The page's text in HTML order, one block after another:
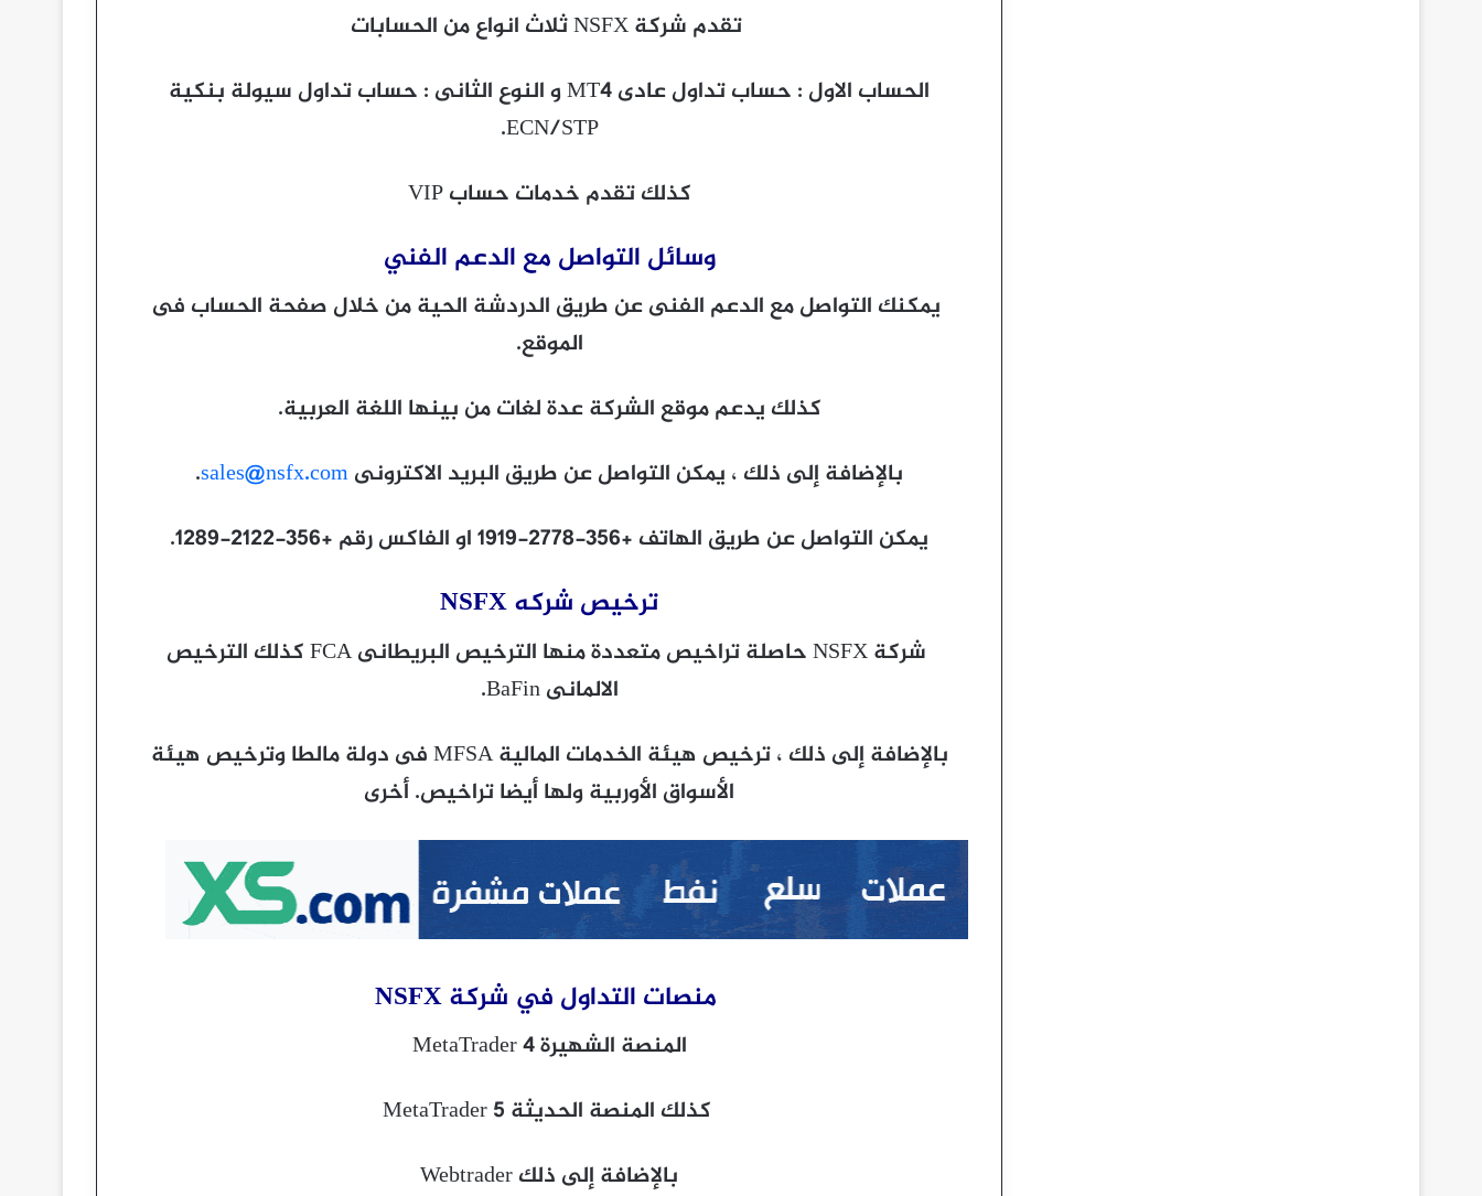
تقدم شركة NSFX ثلاث انواع من الحسابات
الحساب الاول : حساب تداول عادى MT4 و النوع الثانى : حساب تداول سيولة بنكية
ECN/STP.
كذلك تقدم خدمات حساب VIP
وسائل التواصل مع الدعم الفني
يمكنك التواصل مع الدعم الفنى عن طريق الدردشة الحية من خلال صفحة الحساب فى
الموقع.
كذلك يدعم موقع الشركة عدة لغات من بينها اللغة العربية.
بالإضافة إلى ذلك ، يمكن التواصل عن طريق البريد الاكترونىsales@nsfx.com
.
يمكن التواصل عن طريق الهاتف +356-2778-1919 او الفاكس رقم +356-2122-1289.
ترخيص شركه NSFX
شركة NSFX حاصلة تراخيص متعددة منها الترخيص البريطانى FCA كذلك الترخيص
الالمانى BaFin.
بالإضافة إلى ذلك ، ترخيص هيئة الخدمات المالية MFSA فى دولة مالطا وترخيص هيئة
الأسواق الأوربية ولها أيضا تراخيص. أخرى
منصات التداول في شركة
المنصة الشهيرة MetaTrader 4
كذلك المنصة الحديثة MetaTrader 5
بالإضافة إلى ذلك Webtrader